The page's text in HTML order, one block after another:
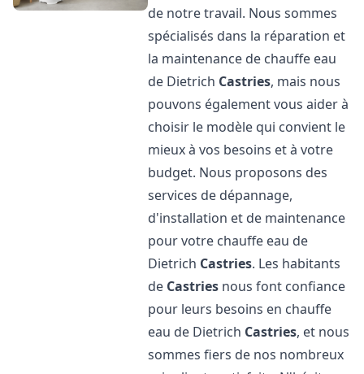
de notre travail. Nous sommes
spécialisés dans la réparation et
la maintenance de chauffe eau
de Dietrich Castries, mais nous
pouvons également vous aider à
choisir le modèle qui convient le
mieux à vos besoins et à votre
budget. Nous proposons des
services de dépannage,
d'installation et de maintenance
pour votre chauffe eau de
Dietrich Castries. Les habitants
de Castries nous font confiance
pour leurs besoins en chauffe
eau de Dietrich Castries, et nous
sommes fiers de nos nombreux